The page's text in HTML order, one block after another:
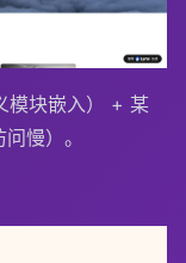
模块嵌入） + 某
慢）。